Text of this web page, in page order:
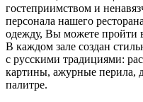
гостеприимством и
персонала нашего
одежду, Вы можете пройти
В каждом зале создан
с русскими традициями:
картины, ажурные перила,
палитре.